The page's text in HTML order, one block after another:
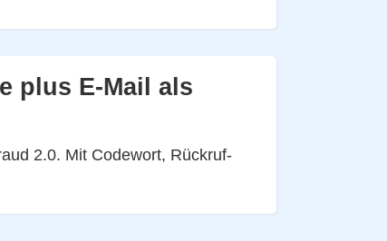
plus E-Mail als
2.0. Mit Codewort, Rückruf-